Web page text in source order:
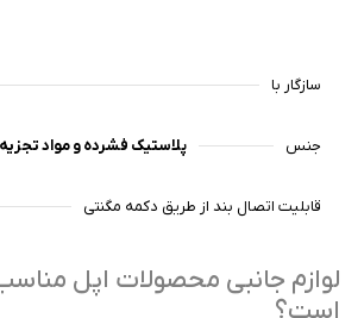
سازگار با
جنس پلاستیک فشرده و مواد
قابلیت اتصال بند از طریق دکمه مگنتی
لوازم جانبی محصولات اپل
است؟